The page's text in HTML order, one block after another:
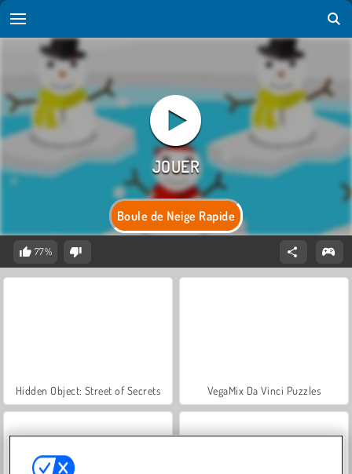
Boule de Neige Rapide
77%
Hidden Object: Street of Secrets VegaMix Da Vinci Puzzles